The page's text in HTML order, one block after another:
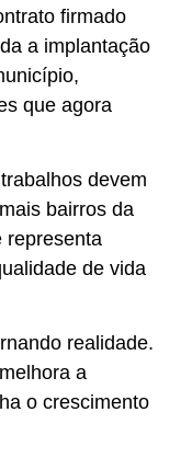
firmado
a implantação
que agora
devem
bairros da
representa
de vida
realidade.
a
o crescimento